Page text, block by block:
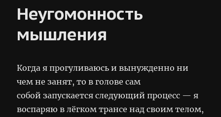
Неугомонность
мышления
Когда я прогуливаюсь и вынужденно ни
чем не занят, то в голове сам
собой запускается следующий процесс — я
воспаряю в лёгком трансе над своим телом,